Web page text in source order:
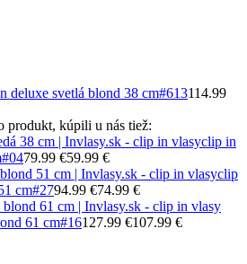
deluxe svetlá blond 38 cm#613114.99
produkt, kúpili u nás tiež:
clip in
#0479.99 €59.99 €
clip
cm#2794.99 €74.99 €
61 cm#16127.99 €107.99 €